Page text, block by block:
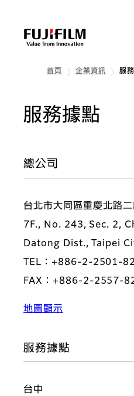
首頁 企業資訊 服
服務據點
總公司
台北市大同區重慶北路
7F., No. 243, Sec. 2,
Datong Dist., Taipei
TEL：+886-2-2501-
FAX：+886-2-2557-
地圖顯示
服務據點
台中